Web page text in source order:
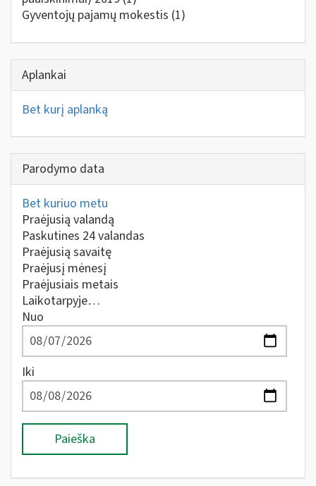
Gyventojų pajamų mokestis (1)
Aplankai
Bet kurį aplanką
Parodymo data
Bet kuriuo metu
Praėjusią valandą
Paskutines 24 valandas
Praėjusią savaitę
Praėjusį mėnesį
Praėjusiais metais
Laikotarpyje…
Nuo
Iki
Paieška